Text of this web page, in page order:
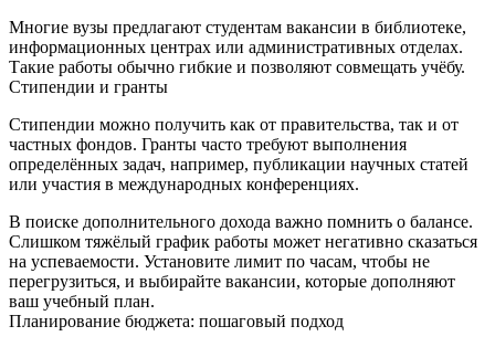
Многие вузы предлагают студентам вакансии в библиотеке,
информационных центрах или административных отделах.
Такие работы обычно гибкие и позволяют совмещать учёбу.
Стипендии и гранты
Стипендии можно получить как от правительства, так и от
частных фондов. Гранты часто требуют выполнения
определённых задач, например, публикации научных статей
или участия в международных конференциях.
В поиске дополнительного дохода важно помнить о балансе.
Слишком тяжёлый график работы может негативно сказаться
на успеваемости. Установите лимит по часам, чтобы не
перегрузиться, и выбирайте вакансии, которые дополняют
ваш учебный план.
Планирование бюджета: пошаговый подход